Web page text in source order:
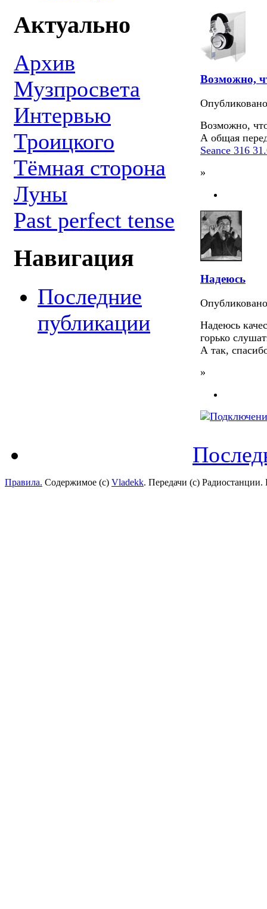
Актуально
Архив
Музпросвета
Интервью
Троицкого
Тёмная сторона
Луны
Past perfect tense
Навигация
Последние
публикации
Возможно,
Возможно,
А общая
Seance 316
»
Надеюсь
Надеюсь
горько
А так,
»
Правила. Содержимое (с) Vladekk. Передачи (с)